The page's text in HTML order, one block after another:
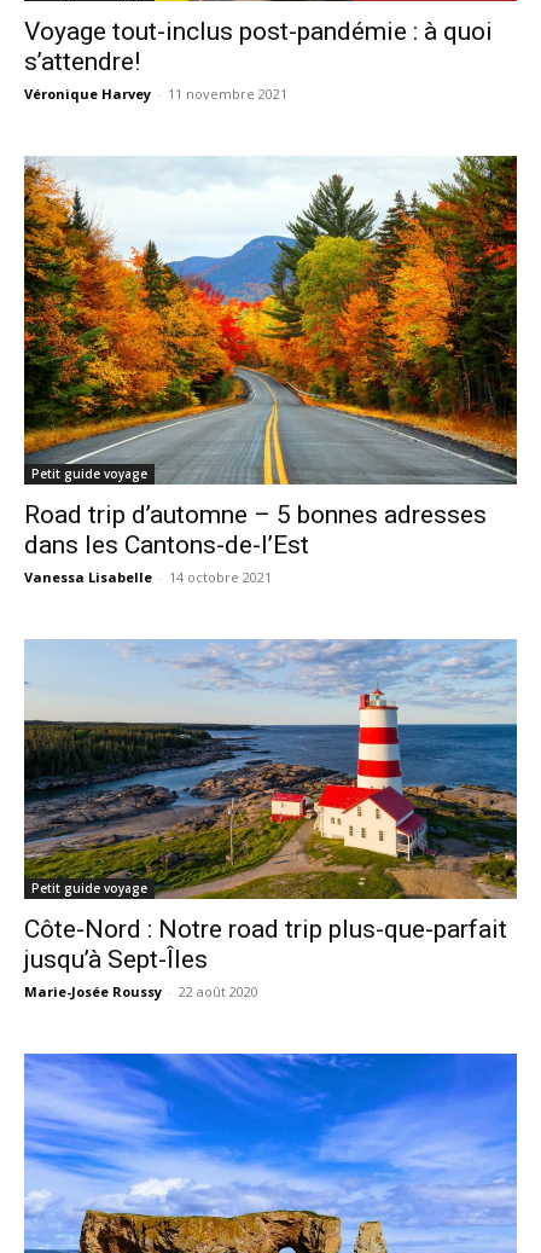
Voyage tout-inclus post-pandémie : à quoi
s’attendre!
Véronique Harvey - 11 novembre 2021
Petit guide voyage
Road trip d’automne – 5 bonnes adresses
dans les Cantons-de-l’Est
Vanessa Lisabelle - 14 octobre 2021
Petit guide voyage
Côte-Nord : Notre road trip plus-que-parfait
jusqu’à Sept-Îles
Marie-Josée Roussy - 22 août 2020